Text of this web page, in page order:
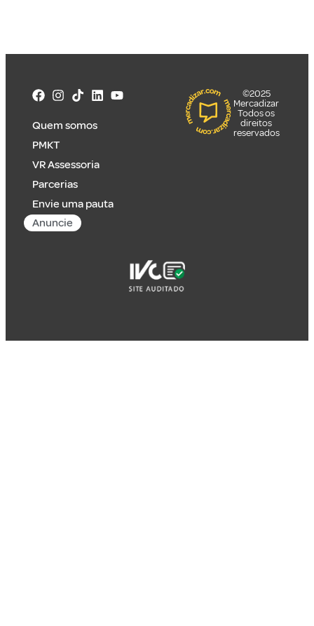
Quem somos
PMKT
VR Assessoria
Parcerias
Envie uma pauta
Anuncie
©2025
Mercadizar
Todos os
direitos
reservados